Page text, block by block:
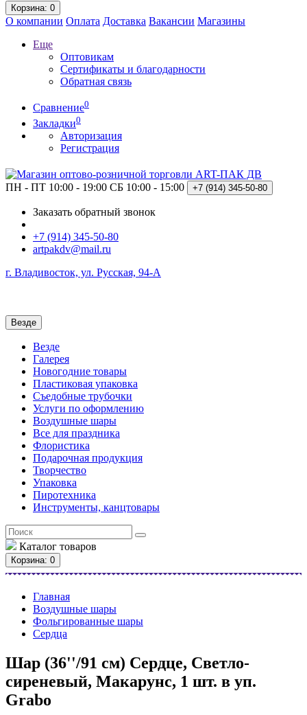
Корзина: 0
О компании Оплата Доставка Вакансии Магазины
Еще
Оптовикам
Сертификаты и благодарности
Обратная связь
Сравнение0
Закладки0
Авторизация
Регистрация
ПН - ПТ 10:00 - 19:00 СБ 10:00 - 15:00 +7 (914) 345-50-80
Заказать обратный звонок
+7 (914) 345-50-80
artpakdv@mail.ru
г. Владивосток, ул. Русская, 94-А
Везде
Везде
Галерея
Новогодние товары
Пластиковая упаковка
Съедобные трубочки
Услуги по оформлению
Воздушные шары
Все для праздника
Флористика
Подарочная продукция
Творчество
Упаковка
Пиротехника
Инструменты, канцтовары
Каталог товаров
Корзина: 0
Главная
Воздушные шары
Фольгированные шары
Сердца
Шар (36''/91 см) Сердце, Светло-
сиреневый, Макарунс, 1 шт. в уп.
Grabo